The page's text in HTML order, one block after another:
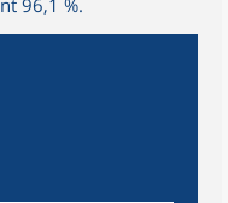
96,1 %.